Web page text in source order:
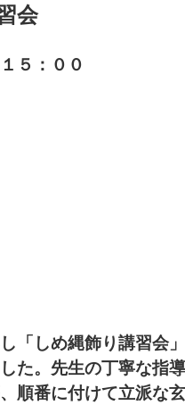
会
５：００
しめ縄飾り講習会」
た。 先生の丁寧な指
順番に付けて立派な